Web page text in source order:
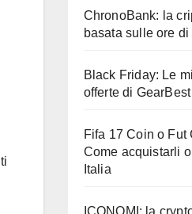
ChronoBank: la
basata sulle ore
Black Friday: Le
offerte di GearBest
Fifa 17 Coin o Fut
Come acquistarli
Italia
ICONOMI: la